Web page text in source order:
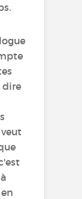
dire